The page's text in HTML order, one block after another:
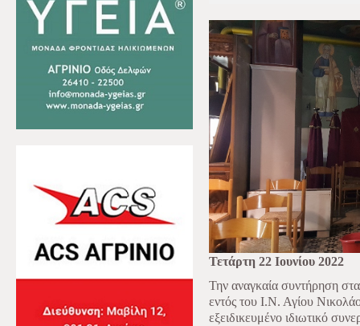
Τετάρτη 22 Ιουνίου 2022
Την αναγκαία συντήρηση
εντός του Ι.Ν. Αγίου
εξειδικευμένο ιδιωτικό